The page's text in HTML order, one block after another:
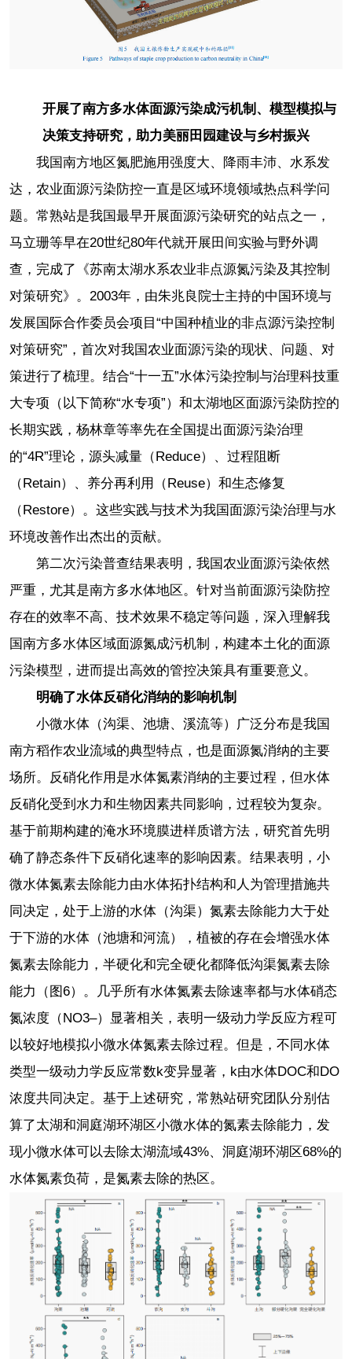
开展了南方多水体面源污染成污机制、模型模拟与
决策支持研究，助力美丽田园建设与乡村振兴
我国南方地区氮肥施用强度大、降雨丰沛、水系发
达，农业面源污染防控一直是区域环境领域热点科学问
题。常熟站是我国最早开展面源污染研究的站点之一，
马立珊等早在20世纪80年代就开展田间实验与野外调
查，完成了《苏南太湖水系农业非点源氮污染及其控制
对策研究》。2003年，由朱兆良院士主持的中国环境与
发展国际合作委员会项目“中国种植业的非点源污染控制
对策研究”，首次对我国农业面源污染的现状、问题、对
策进行了梳理。结合“十一五”水体污染控制与治理科技重
大专项（以下简称“水专项”）和太湖地区面源污染防控的
长期实践，杨林章等率先在全国提出面源污染治理
的“4R”理论，源头减量（Reduce）、过程阻断
（Retain）、养分再利用（Reuse）和生态修复
（Restore）。这些实践与技术为我国面源污染治理与水
环境改善作出杰出的贡献。
第二次污染普查结果表明，我国农业面源污染依然
严重，尤其是南方多水体地区。针对当前面源污染防控
存在的效率不高、技术效果不稳定等问题，深入理解我
国南方多水体区域面源氮成污机制，构建本土化的面源
污染模型，进而提出高效的管控决策具有重要意义。
明确了水体反硝化消纳的影响机制
小微水体（沟渠、池塘、溪流等）广泛分布是我国
南方稻作农业流域的典型特点，也是面源氮消纳的主要
场所。反硝化作用是水体氮素消纳的主要过程，但水体
反硝化受到水力和生物因素共同影响，过程较为复杂。
基于前期构建的淹水环境膜进样质谱方法，研究首先明
确了静态条件下反硝化速率的影响因素。结果表明，小
微水体氮素去除能力由水体拓扑结构和人为管理措施共
同决定，处于上游的水体（沟渠）氮素去除能力大于处
于下游的水体（池塘和河流），植被的存在会增强水体
氮素去除能力，半硬化和完全硬化都降低沟渠氮素去除
能力（图6）。几乎所有水体氮素去除速率都与水体硝态
氮浓度（NO3‒）显著相关，表明一级动力学反应方程可
以较好地模拟小微水体氮素去除过程。但是，不同水体
类型一级动力学反应常数k变异显著，k由水体DOC和DO
浓度共同决定。基于上述研究，常熟站研究团队分别估
算了太湖和洞庭湖环湖区小微水体的氮素去除能力，发
现小微水体可以去除太湖流域43%、洞庭湖环湖区68%的
水体氮素负荷，是氮素去除的热区。